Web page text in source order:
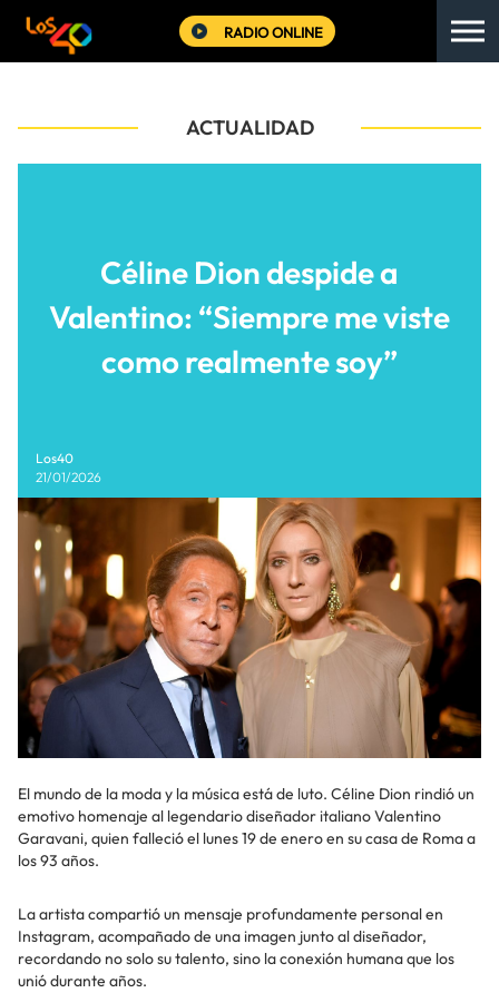
RADIO ONLINE
ACTUALIDAD
Céline Dion despide a
Valentino: “Siempre me viste
como realmente soy”
Los40
21/01/2026
El mundo de la moda y la música está de luto. Céline Dion rindió un
emotivo homenaje al legendario diseñador italiano Valentino
Garavani, quien falleció el lunes 19 de enero en su casa de Roma a
los 93 años.
La artista compartió un mensaje profundamente personal en
Instagram, acompañado de una imagen junto al diseñador,
recordando no solo su talento, sino la conexión humana que los
unió durante años.